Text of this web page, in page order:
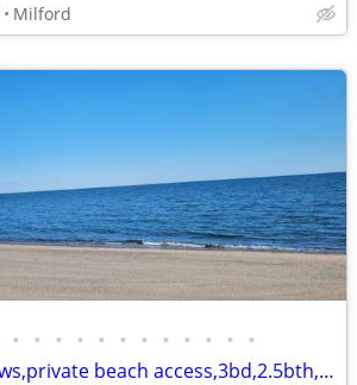
Milford
• • • • • • • • • • • •
Milford Ocean views,private beach access,3bd,2.5bth,eik,wd,o/s park,